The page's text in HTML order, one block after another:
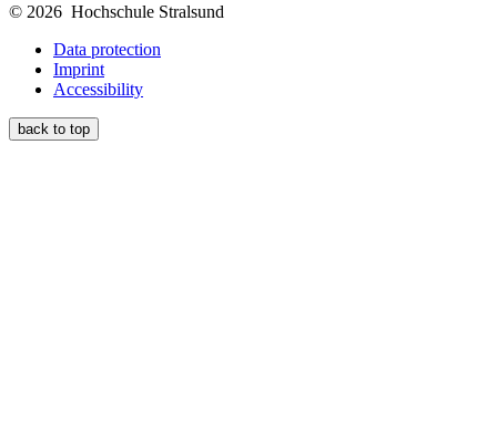
© 2026 Hochschule Stralsund
Data protection
Imprint
Accessibility
back to top